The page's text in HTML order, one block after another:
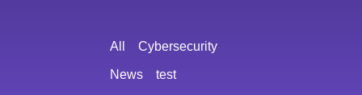
Cybersecurity
News test
All